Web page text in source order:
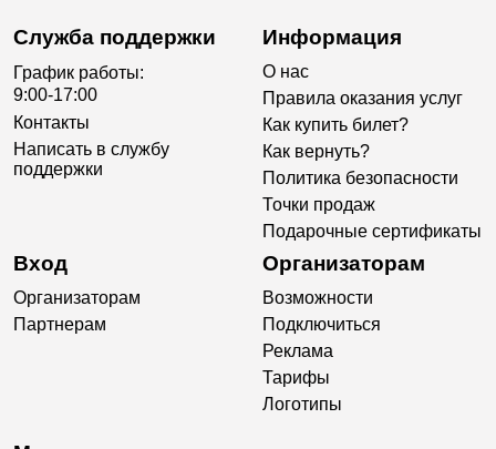
Служба поддержки
График работы:
9:00-17:00
Контакты
Написать в службу
поддержки
Информация
О нас
Правила оказания услуг
Как купить билет?
Как вернуть?
Политика безопасности
Точки продаж
Подарочные сертификаты
Вход
Организаторам
Партнерам
Организаторам
Возможности
Подключиться
Реклама
Тарифы
Логотипы